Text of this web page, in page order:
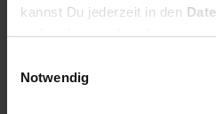
kannst Du jederzeit in den
ändern bzw. widerrufen.
Notwendig
Produktbeschreibung
Ob für die eigenen vier Wände,
Telefontisch – im Sortiment von